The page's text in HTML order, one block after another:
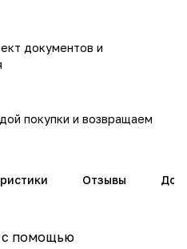
документов и
покупки и возвращаем
Отзывы
с помощью